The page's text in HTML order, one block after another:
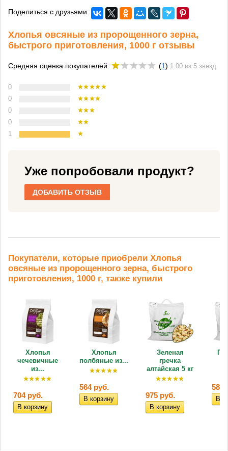
Поделиться с друзьями:
Хлопья овсяные из пророщенного зерна,
быстрого приготовления, 1000 г отзывы
Средняя оценка покупателей: (1) 1.00 из 5 звезд
0
0
0
0
1
Уже попробовали продукт?
ДОБАВИТЬ ОТЗЫВ
Покупатели, которые приобрели Хлопья
овсяные из пророщенного зерна, быстрого
приготовления, 1000 г, также купили
Хлопья
чечевичные
из...
704 руб.
Хлопья
полбяные из...
564 руб.
Зеленая
гречка
алтайская 5 кг
975 руб.
580